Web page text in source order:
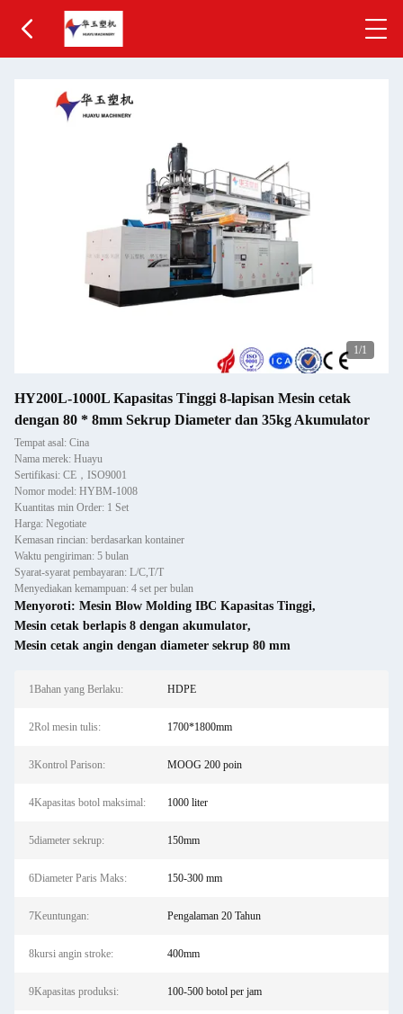
1/1
HY200L-1000L Kapasitas Tinggi 8-lapisan Mesin cetak
dengan 80 * 8mm Sekrup Diameter dan 35kg Akumulator
Tempat asal: Cina
Nama merek: Huayu
Sertifikasi: CE，ISO9001
Nomor model: HYBM-1008
Kuantitas min Order: 1 Set
Harga: Negotiate
Kemasan rincian: berdasarkan kontainer
Waktu pengiriman: 5 bulan
Syarat-syarat pembayaran: L/C,T/T
Menyediakan kemampuan: 4 set per bulan
Menyoroti: Mesin Blow Molding IBC Kapasitas Tinggi,
Mesin cetak berlapis 8 dengan akumulator,
Mesin cetak angin dengan diameter sekrup 80 mm
1Bahan yang Berlaku: HDPE
2Rol mesin tulis: 1700*1800mm
3Kontrol Parison: MOOG 200 poin
4Kapasitas botol maksimal: 1000 liter
5diameter sekrup: 150mm
6Diameter Paris Maks: 150-300 mm
7Keuntungan: Pengalaman 20 Tahun
8kursi angin stroke: 400mm
9Kapasitas produksi: 100-500 botol per jam